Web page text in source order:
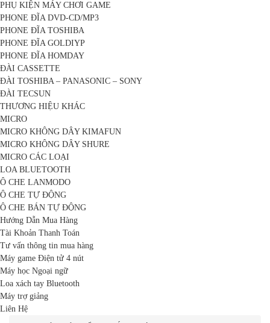
PHỤ KIỆN MÁY CHƠI GAME
PHONE ĐĨA DVD-CD/MP3
PHONE ĐĨA TOSHIBA
PHONE ĐĨA GOLDIYP
PHONE ĐĨA HOMDAY
ĐÀI CASSETTE
ĐÀI TOSHIBA – PANASONIC – SONY
ĐÀI TECSUN
THƯƠNG HIỆU KHÁC
MICRO
MICRO KHÔNG DÂY KIMAFUN
MICRO KHÔNG DÂY SHURE
MICRO CÁC LOẠI
LOA BLUETOOTH
Ô CHE LANMODO
Ô CHE TỰ ĐỘNG
Ô CHE BÁN TỰ ĐỘNG
Hướng Dẫn Mua Hàng
Tài Khoản Thanh Toán
Tư vấn thông tin mua hàng
Máy game Điện tử 4 nút
Máy học Ngoại ngữ
Loa xách tay Bluetooth
Máy trợ giảng
Liên Hệ